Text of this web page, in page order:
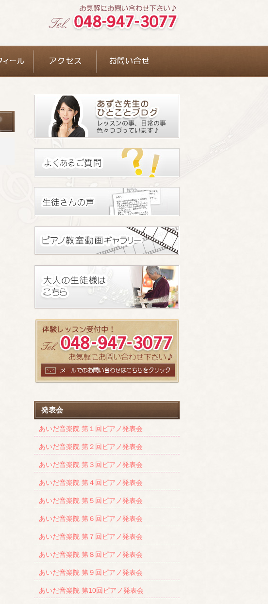
発表会
あいだ音楽院 第１回ピアノ発表会
あいだ音楽院 第２回ピアノ発表会
あいだ音楽院 第３回ピアノ発表会
あいだ音楽院 第４回ピアノ発表会
あいだ音楽院 第５回ピアノ発表会
あいだ音楽院 第６回ピアノ発表会
あいだ音楽院 第７回ピアノ発表会
あいだ音楽院 第８回ピアノ発表会
あいだ音楽院 第９回ピアノ発表会
あいだ音楽院 第10回ピアノ発表会